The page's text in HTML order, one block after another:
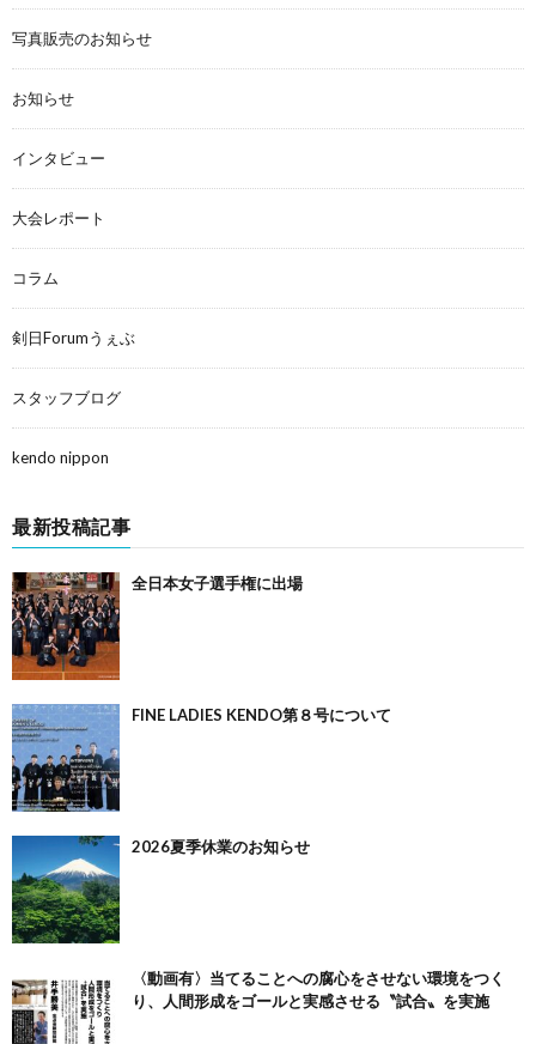
写真販売のお知らせ
お知らせ
インタビュー
大会レポート
コラム
剣日Forumうぇぶ
スタッフブログ
kendo nippon
最新投稿記事
全日本女子選手権に出場
FINE LADIES KENDO第８号について
2026夏季休業のお知らせ
〈動画有〉当てることへの腐心をさせない環境をつく
り、人間形成をゴールと実感させる〝試合〟を実施